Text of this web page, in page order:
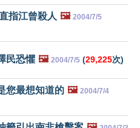
指江曾殺人 🖼️ 2004/7/5
民恐懼 🖼️ 2004/7/5 (29,225次)
您最想知道的 🖼️ 2004/7/4